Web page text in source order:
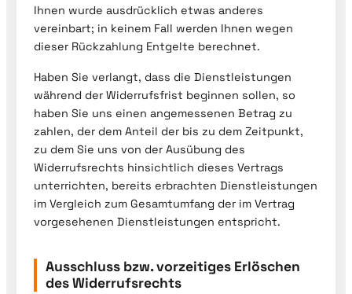
Ihnen wurde ausdrücklich etwas anderes
vereinbart; in keinem Fall werden Ihnen wegen
dieser Rückzahlung Entgelte berechnet.
Haben Sie verlangt, dass die Dienstleistungen
während der Widerrufsfrist beginnen sollen, so
haben Sie uns einen angemessenen Betrag zu
zahlen, der dem Anteil der bis zu dem Zeitpunkt,
zu dem Sie uns von der Ausübung des
Widerrufsrechts hinsichtlich dieses Vertrags
unterrichten, bereits erbrachten Dienstleistungen
im Vergleich zum Gesamtumfang der im Vertrag
vorgesehenen Dienstleistungen entspricht.
Ausschluss bzw. vorzeitiges Erlöschen
des Widerrufsrechts